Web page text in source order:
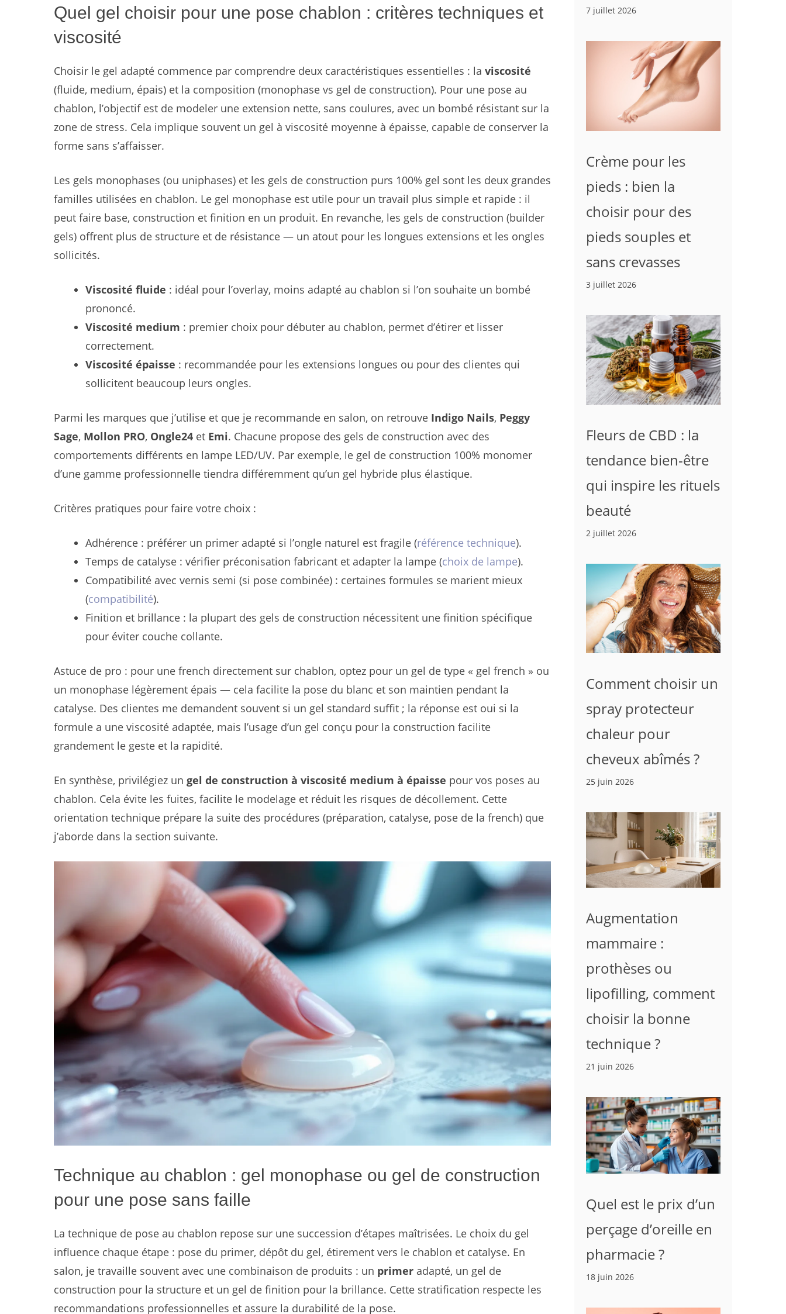
Quel gel choisir pour une pose chablon : critères techniques et
viscosité
Choisir le gel adapté commence par comprendre deux caractéristiques essentielles : la viscosité
(fluide, medium, épais) et la composition (monophase vs gel de construction). Pour une pose au
chablon, l’objectif est de modeler une extension nette, sans coulures, avec un bombé résistant sur la
zone de stress. Cela implique souvent un gel à viscosité moyenne à épaisse, capable de conserver la
forme sans s’affaisser.
Les gels monophases (ou uniphases) et les gels de construction purs 100% gel sont les deux grandes
familles utilisées en chablon. Le gel monophase est utile pour un travail plus simple et rapide : il
peut faire base, construction et finition en un produit. En revanche, les gels de construction (builder
gels) offrent plus de structure et de résistance — un atout pour les longues extensions et les ongles
sollicités.
Viscosité fluide : idéal pour l’overlay, moins adapté au chablon si l’on souhaite un bombé
prononcé.
Viscosité medium : premier choix pour débuter au chablon, permet d’étirer et lisser
correctement.
Viscosité épaisse : recommandée pour les extensions longues ou pour des clientes qui
sollicitent beaucoup leurs ongles.
Parmi les marques que j’utilise et que je recommande en salon, on retrouve Indigo Nails, Peggy
Sage, Mollon PRO, Ongle24 et Emi. Chacune propose des gels de construction avec des
comportements différents en lampe LED/UV. Par exemple, le gel de construction 100% monomer
d’une gamme professionnelle tiendra différemment qu’un gel hybride plus élastique.
Critères pratiques pour faire votre choix :
Adhérence : préférer un primer adapté si l’ongle naturel est fragile (référence technique).
Temps de catalyse : vérifier préconisation fabricant et adapter la lampe (choix de lampe).
Compatibilité avec vernis semi (si pose combinée) : certaines formules se marient mieux
(compatibilité).
Finition et brillance : la plupart des gels de construction nécessitent une finition spécifique
pour éviter couche collante.
Astuce de pro : pour une french directement sur chablon, optez pour un gel de type « gel french » ou
un monophase légèrement épais — cela facilite la pose du blanc et son maintien pendant la
catalyse. Des clientes me demandent souvent si un gel standard suffit ; la réponse est oui si la
formule a une viscosité adaptée, mais l’usage d’un gel conçu pour la construction facilite
grandement le geste et la rapidité.
En synthèse, privilégiez un gel de construction à viscosité medium à épaisse pour vos poses au
chablon. Cela évite les fuites, facilite le modelage et réduit les risques de décollement. Cette
orientation technique prépare la suite des procédures (préparation, catalyse, pose de la french) que
j’aborde dans la section suivante.
Technique au chablon : gel monophase ou gel de construction
pour une pose sans faille
La technique de pose au chablon repose sur une succession d’étapes maîtrisées. Le choix du gel
influence chaque étape : pose du primer, dépôt du gel, étirement vers le chablon et catalyse. En
salon, je travaille souvent avec une combinaison de produits : un primer adapté, un gel de
construction pour la structure et un gel de finition pour la brillance. Cette stratification respecte les
recommandations professionnelles et assure la durabilité de la pose.
7 juillet 2026
Crème pour les
pieds : bien la
choisir pour des
pieds souples et
sans crevasses
3 juillet 2026
Fleurs de CBD : la
tendance bien-être
qui inspire les rituels
beauté
2 juillet 2026
Comment choisir un
spray protecteur
chaleur pour
cheveux abîmés ?
25 juin 2026
Augmentation
mammaire :
prothèses ou
lipofilling, comment
choisir la bonne
technique ?
21 juin 2026
Quel est le prix d’un
perçage d’oreille en
pharmacie ?
18 juin 2026